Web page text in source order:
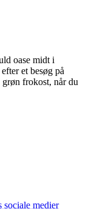
oase midt i
et besøg på
frokost, når du
sociale medier